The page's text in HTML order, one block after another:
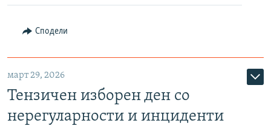
Сподели
март 29, 2026
Тензичен изборен ден со
нерегуларности и инциденти